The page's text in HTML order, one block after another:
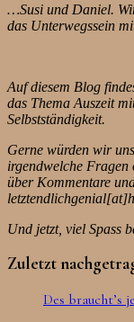
…Susi und Daniel.
das Unterwegssein
Auf diesem Blog
das Thema Auszeit
Selbstständigkeit.
Gerne würden wir
irgendwelche
über Kommentare
Und jetzt, viel Spass
Zuletzt
Des braucht’s